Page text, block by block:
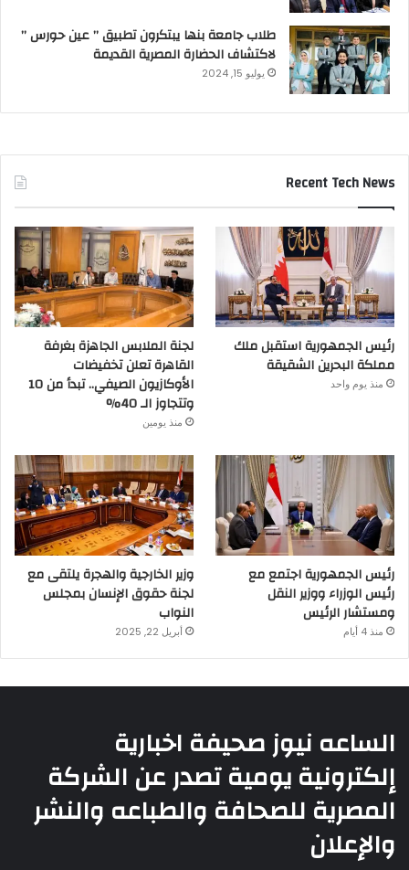
طلاب جامعة بنها يبتكرون تطبيق ” عين حورس ”
لاكتشاف الحضارة المصرية القديمة
يوليو 15, 2024
Recent Tech News
رئيس الجمهورية استقبل ملك
مملكة البحرين الشقيقة
منذ يوم واحد
لجنة الملابس الجاهزة بغرفة
القاهرة تعلن تخفيضات
الأوكازيون الصيفي.. تبدأ من 10
وتتجاوز الـ 40%
منذ يومين
رئيس الجمهورية اجتمع مع
رئيس الوزراء ووزير النقل
ومستشار الرئيس
منذ 4 أيام
وزير الخارجية والهجرة يلتقى مع
لجنة حقوق الإنسان بمجلس
النواب
أبريل 22, 2025
الساعه نيوز صحيفة اخبارية
إلكترونية يومية تصدر عن الشركة
المصرية للصحافة والطباعه والنشر
والإعلان